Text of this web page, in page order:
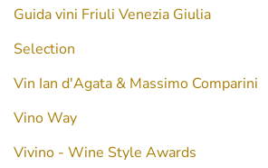
Guida vini Friuli Venezia Giulia
Selection
Vin Ian d'Agata & Massimo Comparini
Vino Way
Vivino - Wine Style Awards